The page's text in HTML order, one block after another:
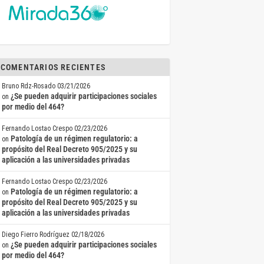
COMENTARIOS RECIENTES
Bruno Rdz-Rosado 03/21/2026
on ¿Se pueden adquirir participaciones sociales
por medio del 464?
Fernando Lostao Crespo 02/23/2026
on Patología de un régimen regulatorio: a
propósito del Real Decreto 905/2025 y su
aplicación a las universidades privadas
Fernando Lostao Crespo 02/23/2026
on Patología de un régimen regulatorio: a
propósito del Real Decreto 905/2025 y su
aplicación a las universidades privadas
Diego Fierro Rodríguez 02/18/2026
on ¿Se pueden adquirir participaciones sociales
por medio del 464?